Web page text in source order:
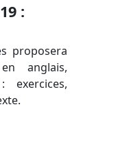
:
proposera
anglais,
exercices,